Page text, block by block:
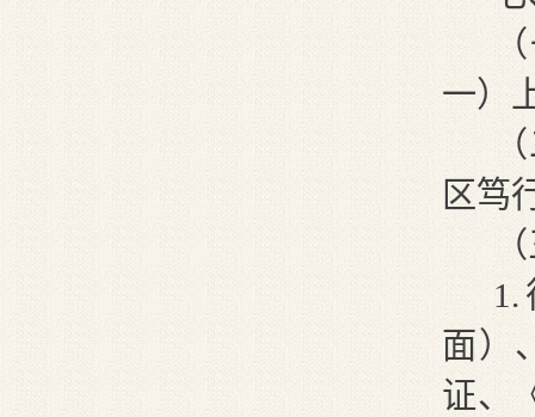
（
一）
（
区笃
（
1 .
面 ）
证、